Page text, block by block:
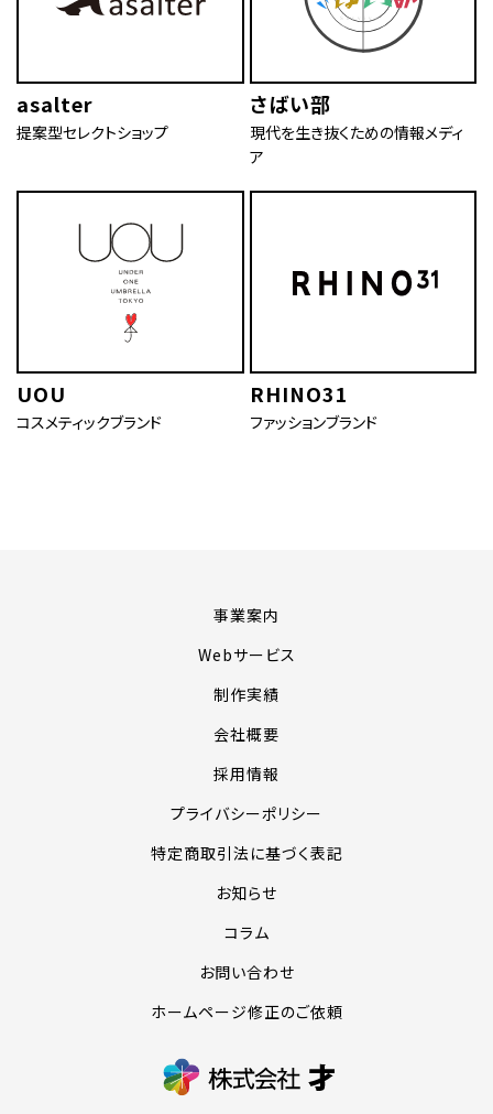
asalter
提案型セレクトショップ
さばい部
現代を生き抜くための情報メディ
ア
UOU
コスメティックブランド
RHINO31
ファッションブランド
事業案内
Webサービス
制作実績
会社概要
採用情報
プライバシーポリシー
特定商取引法に基づく表記
お知らせ
コラム
お問い合わせ
ホームページ修正のご依頼